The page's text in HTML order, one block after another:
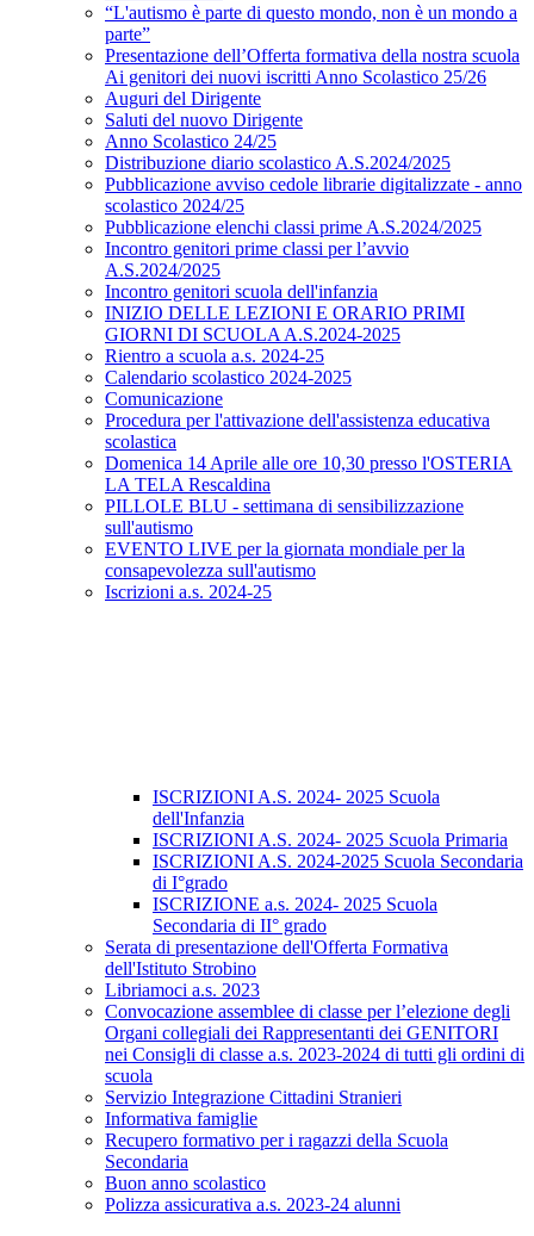
“L'autismo è parte di questo mondo, non è un mondo a
parte”
Presentazione dell’Offerta formativa della nostra scuola
Ai genitori dei nuovi iscritti Anno Scolastico 25/26
Auguri del Dirigente
Saluti del nuovo Dirigente
Anno Scolastico 24/25
Distribuzione diario scolastico A.S.2024/2025
Pubblicazione avviso cedole librarie digitalizzate - anno
scolastico 2024/25
Pubblicazione elenchi classi prime A.S.2024/2025
Incontro genitori prime classi per l’avvio
A.S.2024/2025
Incontro genitori scuola dell'infanzia
INIZIO DELLE LEZIONI E ORARIO PRIMI
GIORNI DI SCUOLA A.S.2024-2025
Rientro a scuola a.s. 2024-25
Calendario scolastico 2024-2025
Comunicazione
Procedura per l'attivazione dell'assistenza educativa
scolastica
Domenica 14 Aprile alle ore 10,30 presso l'OSTERIA
LA TELA Rescaldina
PILLOLE BLU - settimana di sensibilizzazione
sull'autismo
EVENTO LIVE per la giornata mondiale per la
consapevolezza sull'autismo
Iscrizioni a.s. 2024-25
ISCRIZIONI A.S. 2024- 2025 Scuola
dell'Infanzia
ISCRIZIONI A.S. 2024- 2025 Scuola Primaria
ISCRIZIONI A.S. 2024-2025 Scuola Secondaria
di I°grado
ISCRIZIONE a.s. 2024- 2025 Scuola
Secondaria di II° grado
Serata di presentazione dell'Offerta Formativa
dell'Istituto Strobino
Libriamoci a.s. 2023
Convocazione assemblee di classe per l’elezione degli
Organi collegiali dei Rappresentanti dei GENITORI
nei Consigli di classe a.s. 2023-2024 di tutti gli ordini di
scuola
Servizio Integrazione Cittadini Stranieri
Informativa famiglie
Recupero formativo per i ragazzi della Scuola
Secondaria
Buon anno scolastico
Polizza assicurativa a.s. 2023-24 alunni